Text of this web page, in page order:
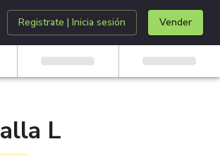
Registrate | Inicia sesión Vender
L